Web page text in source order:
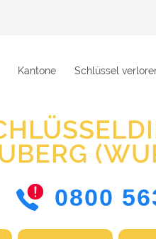
Kantone Schlüssel
0800